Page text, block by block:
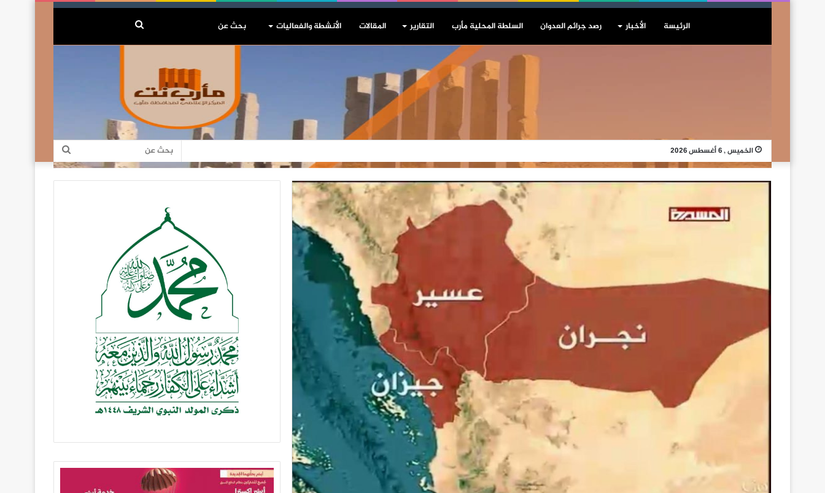
الرئيسة الأخبار رصد جرائم العدوان السلطة المحلية مأرب التقارير المقالات الأنشطة والفعاليات بحث
الخميس , 6 أغسطس 2026
بحث
عن